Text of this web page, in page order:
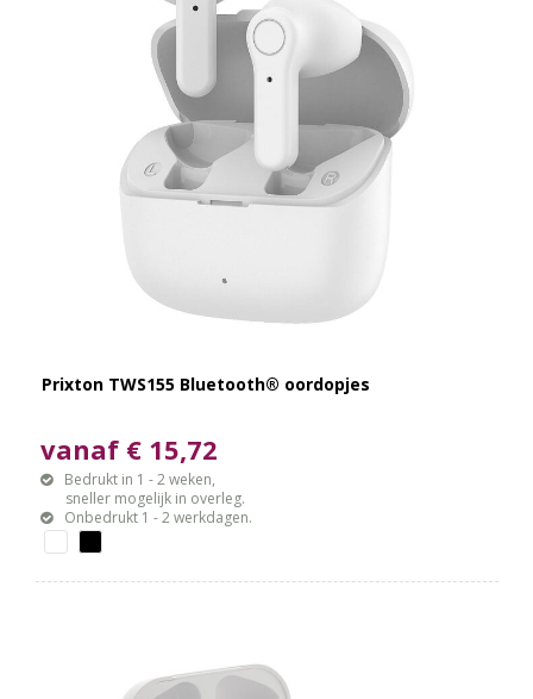
Prixton TWS155 Bluetooth® oordopjes
vanaf € 15,72
Bedrukt in 1 - 2 weken,
sneller mogelijk in overleg.
Onbedrukt 1 - 2 werkdagen.